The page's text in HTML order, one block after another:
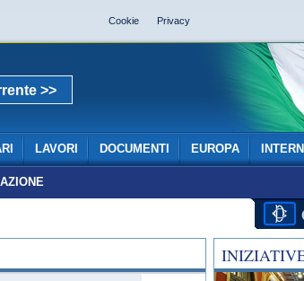
Cookie Privacy
>>
LAVORI DOCUMENTI EUROPA